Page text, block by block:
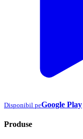
Disponibil peGoogle Play
Produse